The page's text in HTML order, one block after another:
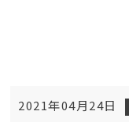
2021年04月24日